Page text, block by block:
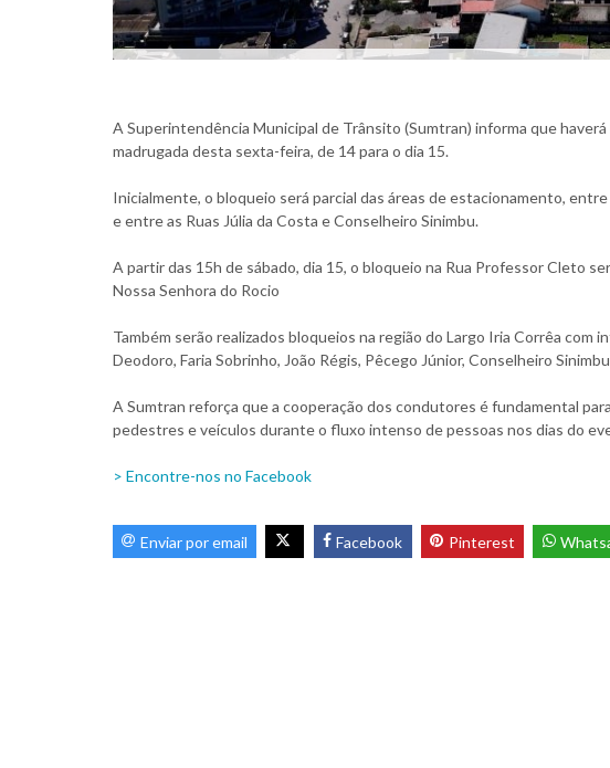
A Superintendência Municipal de Trânsito (Sumtran) informa que
madrugada desta sexta-feira, de 14 para o dia 15.
Inicialmente, o bloqueio será parcial das áreas de estacionamento,
e entre as Ruas Júlia da Costa e Conselheiro Sinimbu.
A partir das 15h de sábado, dia 15, o bloqueio na Rua Professor Cleto
Nossa Senhora do Rocio
Também serão realizados bloqueios na região do Largo Iria Corrêa com
Deodoro, Faria Sobrinho, João Régis, Pêcego Júnior, Conselheiro
A Sumtran reforça que a cooperação dos condutores é fundamental
pedestres e veículos durante o fluxo intenso de pessoas nos dias do
> Encontre-nos no Facebook
Enviar por email Facebook Pinterest